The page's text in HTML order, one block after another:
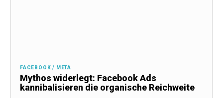
FACEBOOK / META
Mythos widerlegt: Facebook Ads
kannibalisieren die organische Reichweite